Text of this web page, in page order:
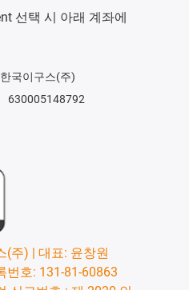
선택 시 아래 계좌에
한국이구스(주)
630005148792
(주) | 대표: 윤창원
번호: 131-81-60863